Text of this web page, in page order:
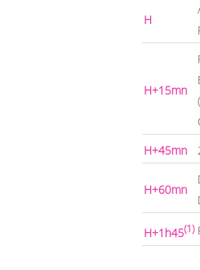
H
H+15mn
H+45mn
H+60mn
H+1h45(1)